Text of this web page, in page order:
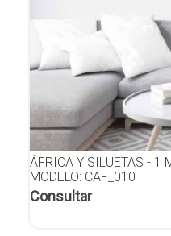
ÁFRICA Y SILUETAS - 1
MODELO: CAF_010
Consultar